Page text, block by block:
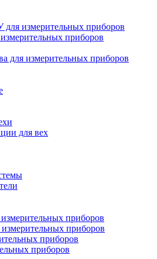
измерительных приборов
приборов
для измерительных приборов
для вех
приборов
приборов
приборов
приборов